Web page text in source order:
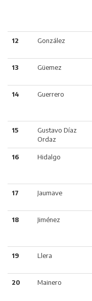
12 González
13 Güemez
14 Guerrero
15
Gustavo Díaz
Ordaz
16 Hidalgo
17 Jaumave
18 Jiménez
19 Llera
20 Mainero